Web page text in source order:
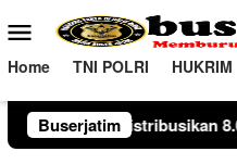
ke
konten
Menu
Mobile
Home TNI POLRI HUKRIM
Buserjatim
8.000 Liter Air